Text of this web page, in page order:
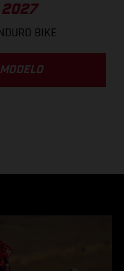
2027
BIKE